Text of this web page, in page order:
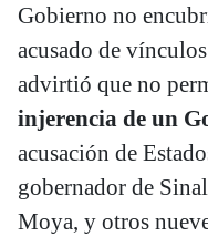
Gobierno no
acusado de
advirtió que no
injerencia de un
acusación de
gobernador de
Moya, y otros